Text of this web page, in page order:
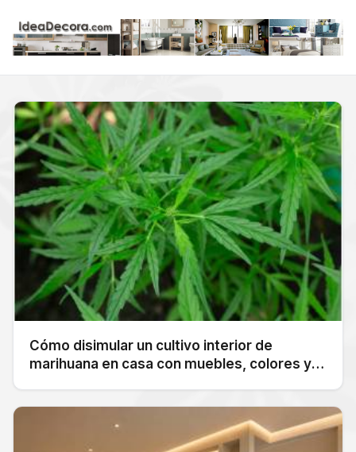
Cómo disimular un cultivo interior de
marihuana en casa con muebles, colores y